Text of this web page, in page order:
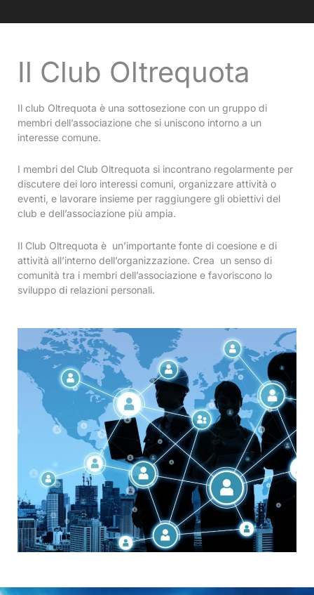
Il Club Oltrequota
Il club Oltrequota è una sottosezione con un gruppo di
membri dell’associazione che si uniscono intorno a un
interesse comune.
I membri del Club Oltrequota si incontrano regolarmente per
discutere dei loro interessi comuni, organizzare attività o
eventi, e lavorare insieme per raggiungere gli obiettivi del
club e dell’associazione più ampia.
Il Club Oltrequota è un’importante fonte di coesione e di
attività all’interno dell’organizzazione. Crea un senso di
comunità tra i membri dell’associazione e favoriscono lo
sviluppo di relazioni personali.